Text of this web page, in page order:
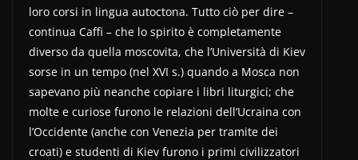
loro corsi in lingua autoctona. Tutto ciò per dire –
continua Caffi – che lo spirito è completamente
diverso da quella moscovita, che l’Università di Kiev
sorse in un tempo (nel XVI s.) quando a Mosca non
sapevano più neanche copiare i libri liturgici; che
molte e curiose furono le relazioni dell’Ucraina con
l’Occidente (anche con Venezia per tramite dei
croati) e studenti di Kiev furono i primi civilizzatori